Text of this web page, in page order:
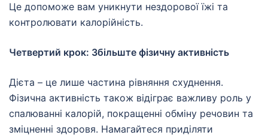
Це допоможе вам уникнути нездорової їжі та
контролювати калорійність.
Четвертий крок: Збільште фізичну активність
Дієта – це лише частина рівняння схуднення.
Фізична активність також відіграє важливу роль у
спалюванні калорій, покращенні обміну речовин та
зміцненні здоровя. Намагайтеся приділяти